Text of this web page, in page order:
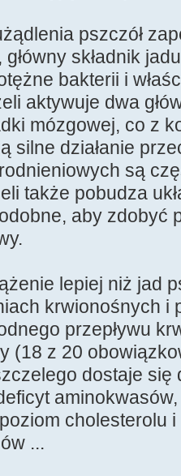
pszczół
składnik
bakterii i
aktywuje dwa
mózgowej, co z
silne działanie
są
także pobudza
aby zdobyć
lepiej niż jad
krwionośnych i
przepływu
(18 z 20
dostaje się
cholesterolu
...